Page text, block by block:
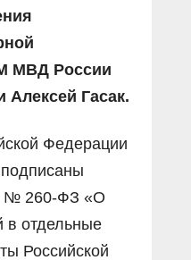
МВД России
Алексей Гасак.
Федерации
подписаны
№ 260-ФЗ «О
в отдельные
Российской